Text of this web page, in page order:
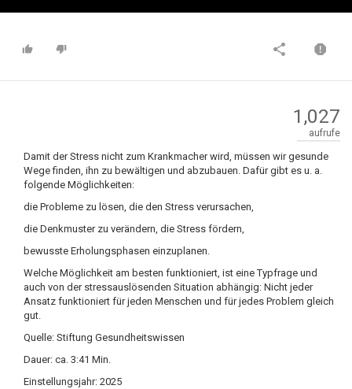
1,027
aufrufe
Damit der Stress nicht zum Krankmacher wird, müssen wir gesunde
Wege finden, ihn zu bewältigen und abzubauen. Dafür gibt es u. a.
folgende Möglichkeiten:
die Probleme zu lösen, die den Stress verursachen,
die Denkmuster zu verändern, die Stress fördern,
bewusste Erholungsphasen einzuplanen.
Welche Möglichkeit am besten funktioniert, ist eine Typfrage und
auch von der stressauslösenden Situation abhängig: Nicht jeder
Ansatz funktioniert für jeden Menschen und für jedes Problem gleich
gut.
Quelle: Stiftung Gesundheitswissen
Dauer: ca. 3:41 Min.
Einstellungsjahr: 2025